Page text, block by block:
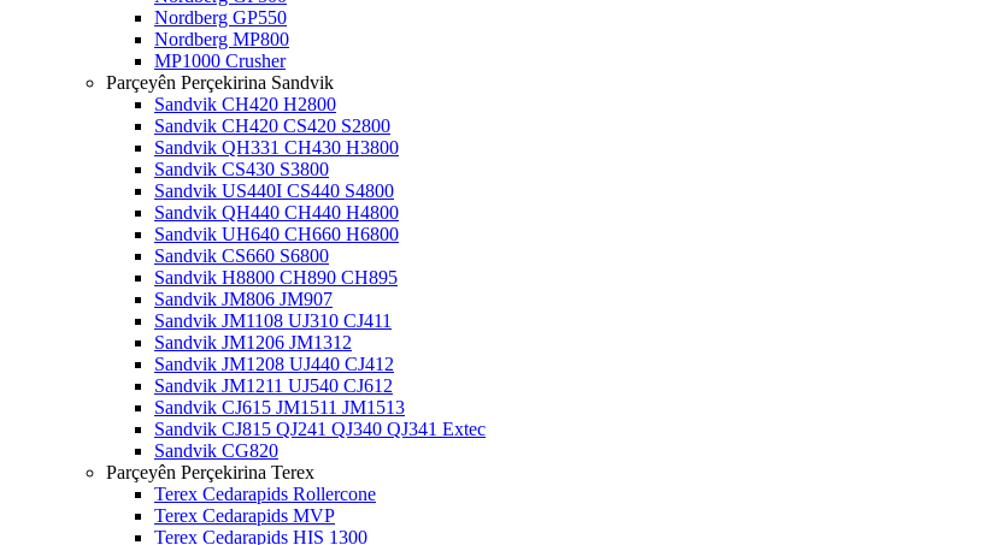
Nordberg GP550
Nordberg MP800
MP1000 Crusher
Parçeyên Perçekirina Sandvik
Sandvik CH420 H2800
Sandvik CH420 CS420 S2800
Sandvik QH331 CH430 H3800
Sandvik CS430 S3800
Sandvik US440I CS440 S4800
Sandvik QH440 CH440 H4800
Sandvik UH640 CH660 H6800
Sandvik CS660 S6800
Sandvik H8800 CH890 CH895
Sandvik JM806 JM907
Sandvik JM1108 UJ310 CJ411
Sandvik JM1206 JM1312
Sandvik JM1208 UJ440 CJ412
Sandvik JM1211 UJ540 CJ612
Sandvik CJ615 JM1511 JM1513
Sandvik CJ815 QJ241 QJ340 QJ341 Extec
Sandvik CG820
Parçeyên Perçekirina Terex
Terex Cedarapids Rollercone
Terex Cedarapids MVP
Terex Cedarapids HIS 1300